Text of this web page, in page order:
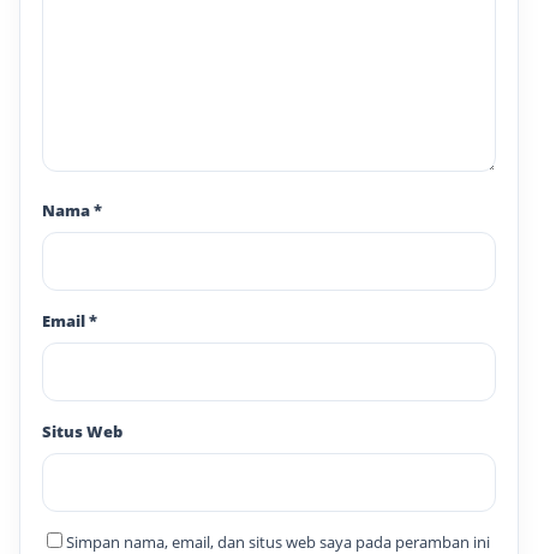
Nama*
Email*
Situs Web
Simpan nama, email, dan situs web saya pada peramban ini